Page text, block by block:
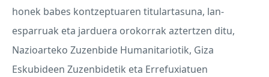
honek babes kontzeptuaren titulartasuna, lan-
esparruak eta jarduera orokorrak aztertzen ditu,
Nazioarteko Zuzenbide Humanitariotik, Giza
Eskubideen Zuzenbidetik eta Errefuxiatuen